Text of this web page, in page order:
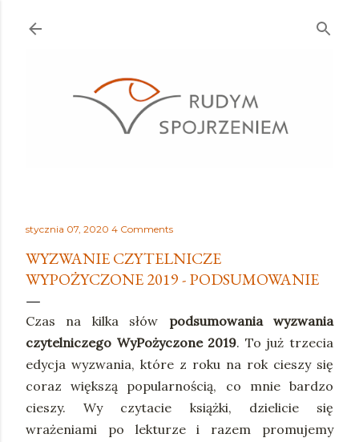
stycznia 07, 2020 4 Comments
WYZWANIE CZYTELNICZE
WYPOŻYCZONE 2019 - PODSUMOWANIE
Czas na kilka słów podsumowania wyzwania
czytelniczego WyPożyczone 2019. To już trzecia
edycja wyzwania, które z roku na rok cieszy się
coraz większą popularnością, co mnie bardzo
cieszy. Wy czytacie książki, dzielicie się
wrażeniami po lekturze i razem promujemy